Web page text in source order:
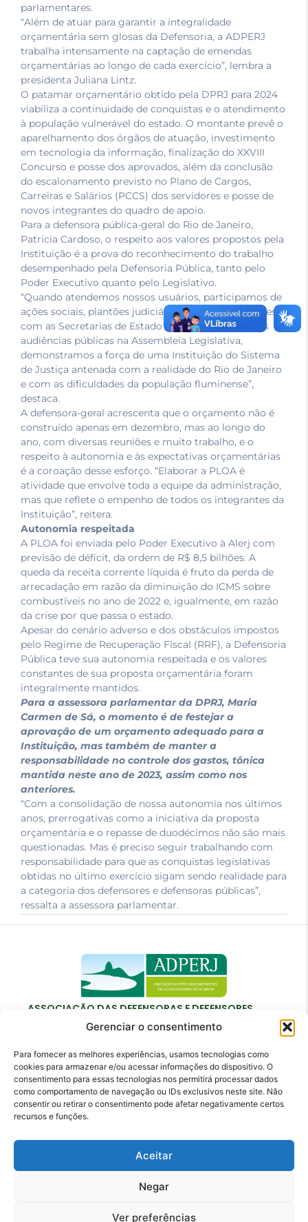
Gerenciar o consentimento
Para fornecer as melhores experiências, usamos tecnologias como
cookies para armazenar e/ou acessar informações do dispositivo. O
consentimento para essas tecnologias nos permitirá processar dados
como comportamento de navegação ou IDs exclusivos neste site. Não
consentir ou retirar o consentimento pode afetar negativamente certos
recursos e funções.
Aceitar
Negar
Ver preferências
parlamentares.
“Além de atuar para garantir a integralidade
orçamentária sem glosas da Defensoria, a ADPERJ
trabalha intensamente na captação de emendas
orçamentárias ao longo de cada exercício”, lembra a
presidenta Juliana Lintz.
O patamar orçamentário obtido pela DPRJ para 2024
viabiliza a continuidade de conquistas e o atendimento
à população vulnerável do estado. O montante prevê o
aparelhamento dos órgãos de atuação, investimento
em tecnologia da informação, finalização do XXVIII
Concurso e posse dos aprovados, além da conclusão
do escalonamento previsto no Plano de Cargos,
Carreiras e Salários (PCCS) dos servidores e posse de
novos integrantes do quadro de apoio.
Para a defensora pública-geral do Rio de Janeiro,
Patrícia Cardoso, o respeito aos valores propostos pela
Instituição é a prova do reconhecimento do trabalho
desempenhado pela Defensoria Pública, tanto pelo
Poder Executivo quanto pelo Legislativo.
“Quando atendemos nossos usuários, participamos de
ações sociais, plantões judiciários, mutirões, reuniões
com as Secretarias de Estado ou comparecemos às
audiências públicas na Assembleia Legislativa,
demonstramos a força de uma Instituição do Sistema
de Justiça antenada com a realidade do Rio de Janeiro
e com as dificuldades da população fluminense”,
destaca.
A defensora-geral acrescenta que o orçamento não é
construído apenas em dezembro, mas ao longo do
ano, com diversas reuniões e muito trabalho, e o
respeito à autonomia e às expectativas orçamentárias
é a coroação desse esforço. “Elaborar a PLOA é
atividade que envolve toda a equipe da administração,
mas que reflete o empenho de todos os integrantes da
Instituição”, reitera.
Autonomia respeitada
A PLOA foi enviada pelo Poder Executivo à Alerj com
previsão de déficit, da ordem de R$ 8,5 bilhões. A
queda da receita corrente líquida é fruto da perda de
arrecadação em razão da diminuição do ICMS sobre
combustíveis no ano de 2022 e, igualmente, em razão
da crise por que passa o estado.
Apesar do cenário adverso e dos obstáculos impostos
pelo Regime de Recuperação Fiscal (RRF), a Defensoria
Pública teve sua autonomia respeitada e os valores
constantes de sua proposta orçamentária foram
integralmente mantidos.
Para a assessora parlamentar da DPRJ, Maria
Carmen de Sá, o momento é de festejar a
aprovação de um orçamento adequado para a
Instituição, mas também de manter a
responsabilidade no controle dos gastos, tônica
mantida neste ano de 2023, assim como nos
anteriores.
“Com a consolidação de nossa autonomia nos últimos
anos, prerrogativas como a iniciativa da proposta
orçamentária e o repasse de duodécimos não são mais
questionadas. Mas é preciso seguir trabalhando com
responsabilidade para que as conquistas legislativas
obtidas no último exercício sigam sendo realidade para
a categoria dos defensores e defensoras públicas”,
ressalta a assessora parlamentar.
ASSOCIAÇÃO DAS DEFENSORAS E DEFENSORES
PÚBLICOS DO ESTADO DO RIO DE JANEIRO
Contato
adperj@adperj.com.br
(21) 2220-6022
Janeiro - RJ - CEP: 20011-020